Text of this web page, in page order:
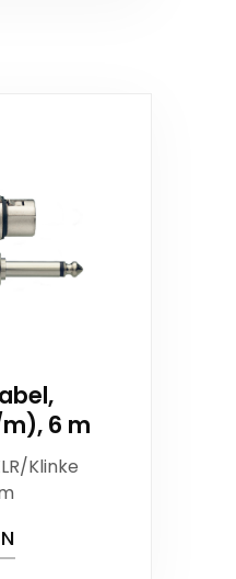
6 m
Klinke